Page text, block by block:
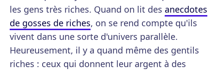
les gens très riches. Quand on lit des anecdotes
de gosses de riches, on se rend compte qu'ils
vivent dans une sorte d'univers parallèle.
Heureusement, il y a quand même des gentils
riches : ceux qui donnent leur argent à des